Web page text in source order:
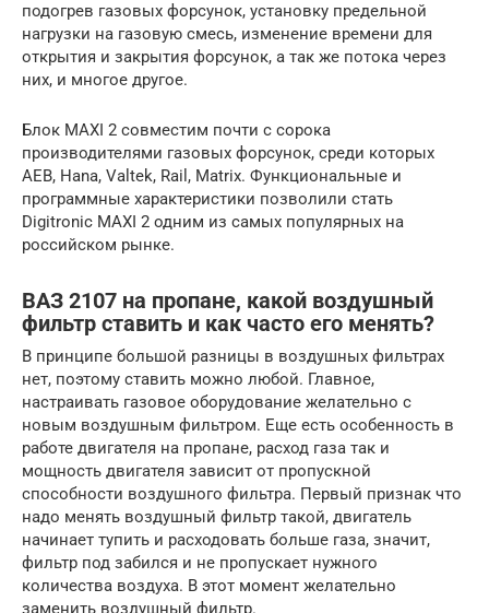
подогрев газовых форсунок, установку предельной
нагрузки на газовую смесь, изменение времени для
открытия и закрытия форсунок, а так же потока через
них, и многое другое.
Блок MAXI 2 совместим почти с сорока
производителями газовых форсунок, среди которых
AEB, Hana, Valtek, Rail, Matrix. Функциональные и
программные характеристики позволили стать
Digitronic MAXI 2 одним из самых популярных на
российском рынке.
ВАЗ 2107 на пропане, какой воздушный
фильтр ставить и как часто его менять?
В принципе большой разницы в воздушных фильтрах
нет, поэтому ставить можно любой. Главное,
настраивать газовое оборудование желательно с
новым воздушным фильтром. Еще есть особенность в
работе двигателя на пропане, расход газа так и
мощность двигателя зависит от пропускной
способности воздушного фильтра. Первый признак что
надо менять воздушный фильтр такой, двигатель
начинает тупить и расходовать больше газа, значит,
фильтр под забился и не пропускает нужного
количества воздуха. В этот момент желательно
заменить воздушный фильтр.